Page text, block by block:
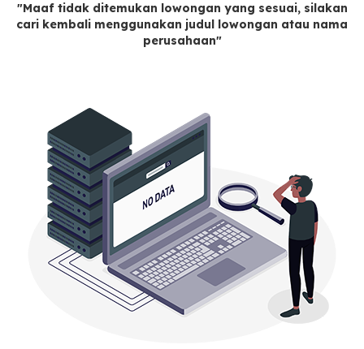
"Maaf tidak ditemukan lowongan yang sesuai, silakan
cari kembali menggunakan judul lowongan atau nama
perusahaan"